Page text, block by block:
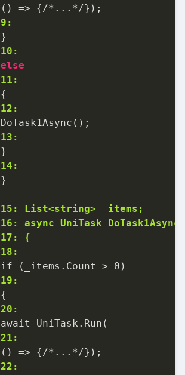
9:
10:
else
11:
12:
13:
14:
}
15: List<string> _items;
16: async UniTask
17: {
18:
19:
20:
21:
22: